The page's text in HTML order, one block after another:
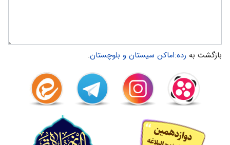
بازگشت به رده:اماکن سیستان و بلوچستان.